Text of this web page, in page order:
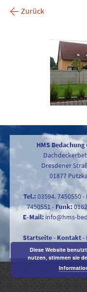
← Zurück
HMS Bedachung
Dresdener
01877
Tel.:03594. 7450550-
7450551- Funk:
E-Mail: info@hms-
Startseite- Kontakt-
Diese Website
nutzen, stimmen sie